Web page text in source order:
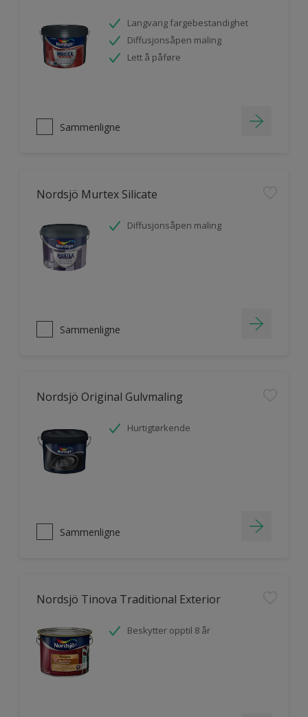
Langvarig fargebestandighet
Diffusjonsåpen maling
Lett å påføre
Sammenligne
Nordsjö Murtex Silicate
Diffusjonsåpen maling
Sammenligne
Nordsjö Original Gulvmaling
Hurtigtørkende
Sammenligne
Nordsjö Tinova Traditional Exterior
Beskytter opptil 8 år